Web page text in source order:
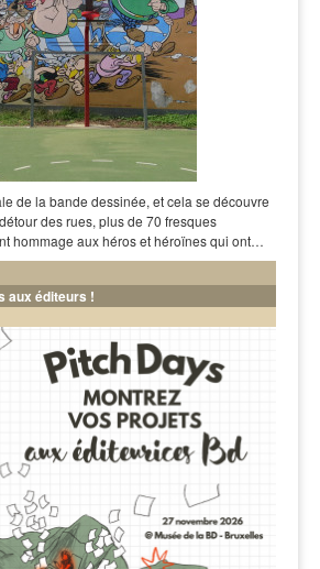
de la bande dessinée, et cela se découvre
des rues, plus de 70 fresques
hommage aux héros et héroïnes qui ont…
aux éditeurs !